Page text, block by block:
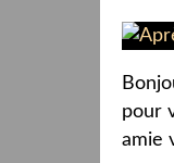
pour
amie